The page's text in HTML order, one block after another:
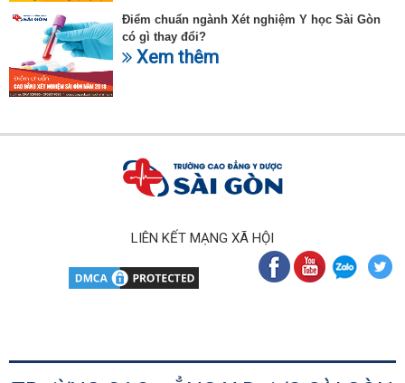
Điểm chuẩn ngành Xét nghiệm Y học Sài Gòn
có gì thay đổi?
Xem thêm
LIÊN KẾT MẠNG XÃ HỘI